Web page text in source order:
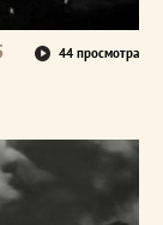
44 просмотра